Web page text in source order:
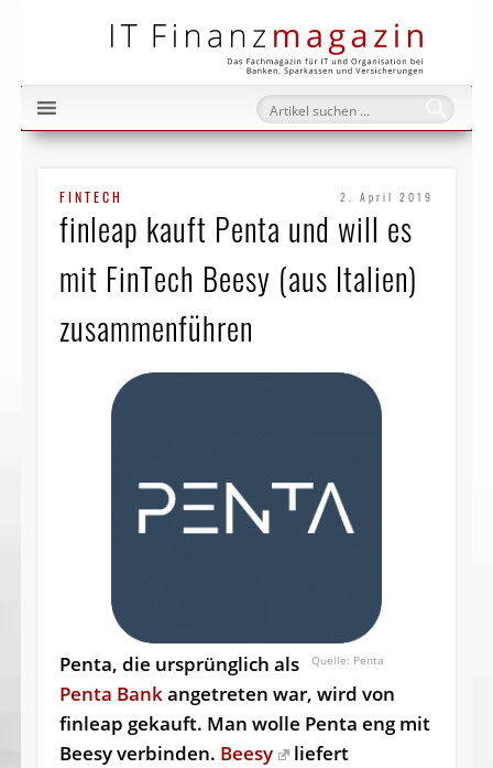
FINTECH 2. April 2019
finleap kauft Penta und will es
mit FinTech Beesy (aus Italien)
zusammenführen
Penta
Penta, die ursprünglich als
Penta Bankangetreten war, wird von
finleap gekauft. Man wolle Penta eng mit
Beesy verbinden. Beesy
liefert